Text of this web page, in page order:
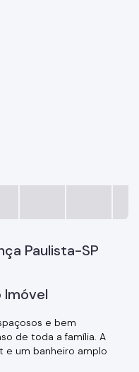
Paulista-SP
Imóvel
e bem
de toda a família. A
e um banheiro amplo